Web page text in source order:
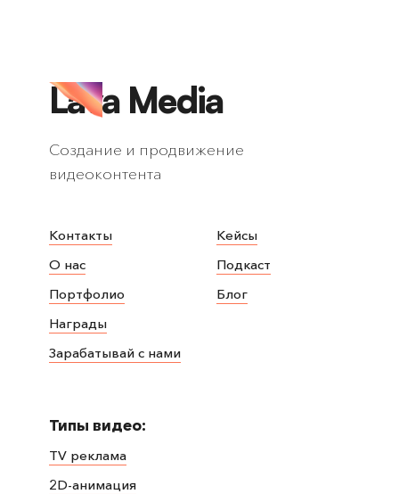
Lava Media
Создание и продвижение
видеоконтента
Контакты
О нас
Портфолио
Награды
Зарабатывай с нами
Кейсы
Подкаст
Блог
Типы видео:
TV реклама
2D-анимация